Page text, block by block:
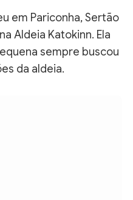
em Pariconha, Sertão
Aldeia Katokinn. Ela
sempre buscou
da aldeia.